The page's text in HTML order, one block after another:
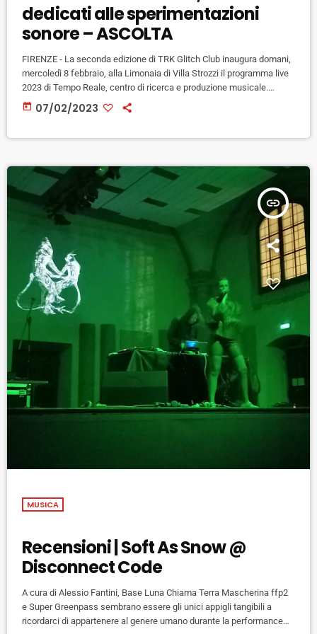
dedicati alle sperimentazioni
sonore – ASCOLTA
FIRENZE - La seconda edizione di TRK Glitch Club inaugura domani,
mercoledì 8 febbraio, alla Limonaia di Villa Strozzi il programma live
2023 di Tempo Reale, centro di ricerca e produzione musicale.
Ospite la compositrice londinese Jo Thomas che presenterà il suo
lavoro "Landscape of Noise". La rassegna propone altri due
today 07/02/2023
insert_link
MUSICA
Recensioni | Soft As Snow @
Disconnect Code
A cura di Alessio Fantini, Base Luna Chiama Terra Mascherina ffp2
e Super Greenpass sembrano essere gli unici appigli tangibili a
ricordarci di appartenere al genere umano durante la performance